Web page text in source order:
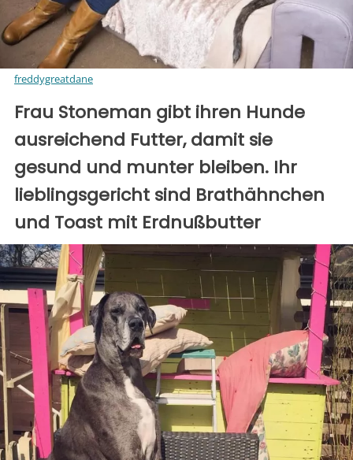
freddygreatdane
Frau Stoneman gibt ihren Hunde
ausreichend Futter, damit sie
gesund und munter bleiben. Ihr
lieblingsgericht sind Brathähnchen
und Toast mit Erdnußbutter